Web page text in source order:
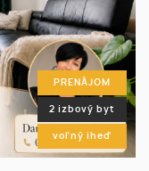
PRENÁJOM
2 izbový byt
voľný iheď